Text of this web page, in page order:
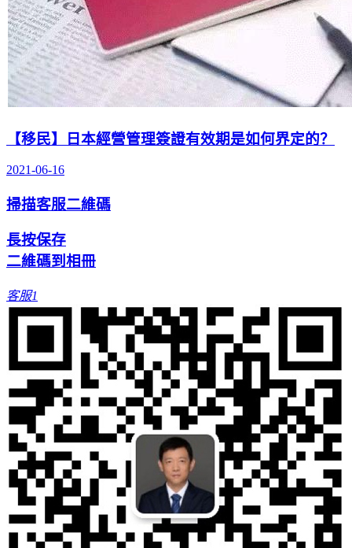
【移民】日本經營管理簽證有效期是如何界定的？
2021-06-16
掃描客服二維碼
長按保存
二維碼到相冊
客服1